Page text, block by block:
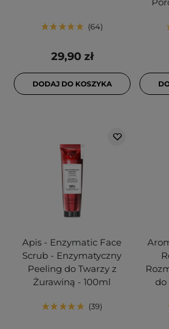
64
29,90 zł
DODAJ DO KOSZYKA
Apis - Enzymatic Face
Scrub - Enzymatyczny
Peeling do Twarzy z
Żurawiną - 100ml
39
do